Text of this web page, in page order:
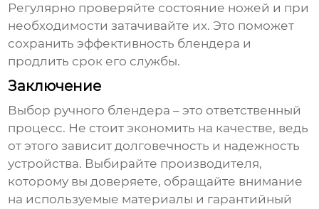
Регулярно проверяйте состояние ножей и при
необходимости затачивайте их. Это поможет
сохранить эффективность блендера и
продлить срок его службы.
Заключение
Выбор ручного блендера – это ответственный
процесс. Не стоит экономить на качестве, ведь
от этого зависит долговечность и надежность
устройства. Выбирайте производителя,
которому вы доверяете, обращайте внимание
на используемые материалы и гарантийный